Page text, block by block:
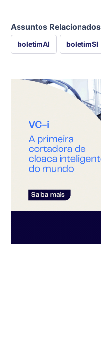
Assuntos Relacionados
boletimAI boletimSI